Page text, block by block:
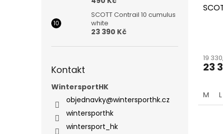
SCOTT Contrail 10 cumulus
white
23 390 Kč
Kontakt
WintersportHK
objednavky@wintersporthk.cz
wintersporthk
wintersport_hk
19
23
M L